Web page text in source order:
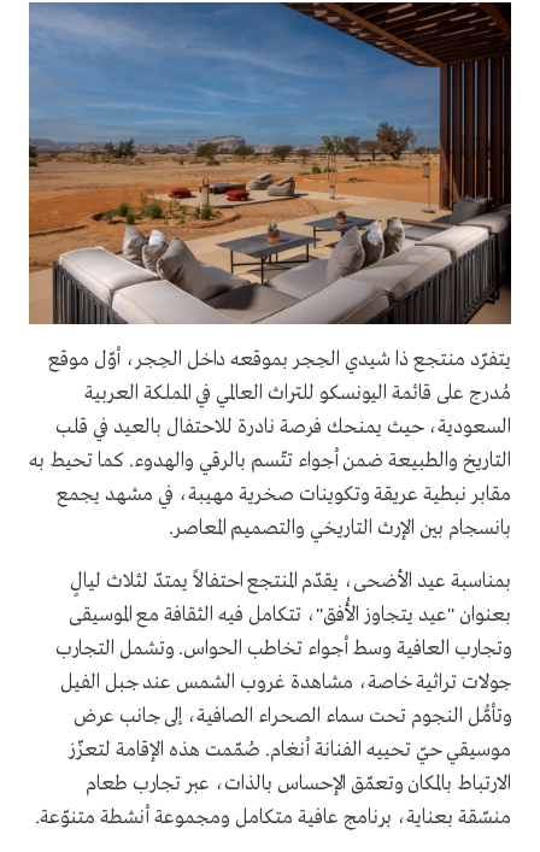
يتفرّد منتجع ذا شيدي الحِجر بموقعه داخل الحِجر، أوّل موقع
مُدرج على قائمة اليونسكو للتراث العالمي في المملكة العربية
السعودية، حيث يمنحك فرصة نادرة للاحتفال بالعيد في قلب
التاريخ والطبيعة ضمن أجواء تتّسم بالرقي والهدوء. كما تحيط به
مقابر نبطية عريقة وتكوينات صخرية مهيبة، في مشهد يجمع
بانسجام بين الإرث التاريخي والتصميم المعاصر.
بمناسبة عيد الأضحى، يقدّم المنتجع احتفالاً يمتدّ لثلاث ليالٍ
بعنوان "عيد يتجاوز الأُفق"، تتكامل فيه الثقافة مع الموسيقى
وتجارب العافية وسط أجواء تخاطب الحواس. وتشمل التجارب
جولات تراثية خاصة، مشاهدة غروب الشمس عند جبل الفيل
وتأمُّل النجوم تحت سماء الصحراء الصافية، إلى جانب عرض
موسيقي حيّ تحييه الفنانة أنغام. صُمّمت هذه الإقامة لتعزّز
الارتباط بالمكان وتعمّق الإحساس بالذات، عبر تجارب طعام
منسّقة بعناية، برنامج عافية متكامل ومجموعة أنشطة متنوّعة.